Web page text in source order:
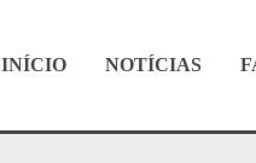
INÍCIO NOTÍCIAS